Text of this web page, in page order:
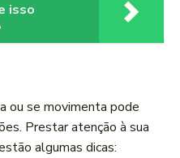
isso
ou se movimenta pode
Prestar atenção à sua
algumas dicas: